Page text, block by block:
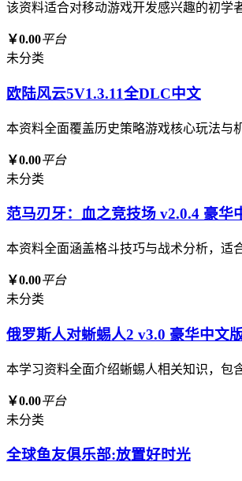
该资料适合对移动游戏开发感兴趣的初学
￥0.00平台
未分类
欧陆风云5V1.3.11全DLC中文
本资料全面覆盖历史策略游戏核心玩法与
￥0.00平台
未分类
范马刃牙：血之竞技场 v2.0.4 豪华
本资料全面涵盖格斗技巧与战术分析，适
￥0.00平台
未分类
俄罗斯人对蜥蜴人2 v3.0 豪华中文
本学习资料全面介绍蜥蜴人相关知识，包
￥0.00平台
未分类
全球鱼友俱乐部:放置好时光